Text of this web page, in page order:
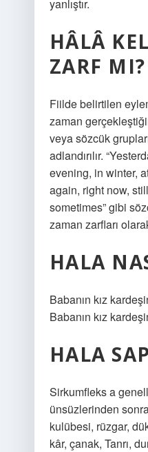
yanlıştır.
HÂLÂ
ZARF MI?
Fiilde belirtilen
zaman
veya sözcük
adlandırılır.
evening, in winter,
again, right now,
sometimes” gibi
zaman zarfları
HALA
Babanın kız
Babanın kız
HALA
Sirkumfleks a
ünsüzlerinden
kulübesi, rüzgar,
kâr, çanak, Tanrı,